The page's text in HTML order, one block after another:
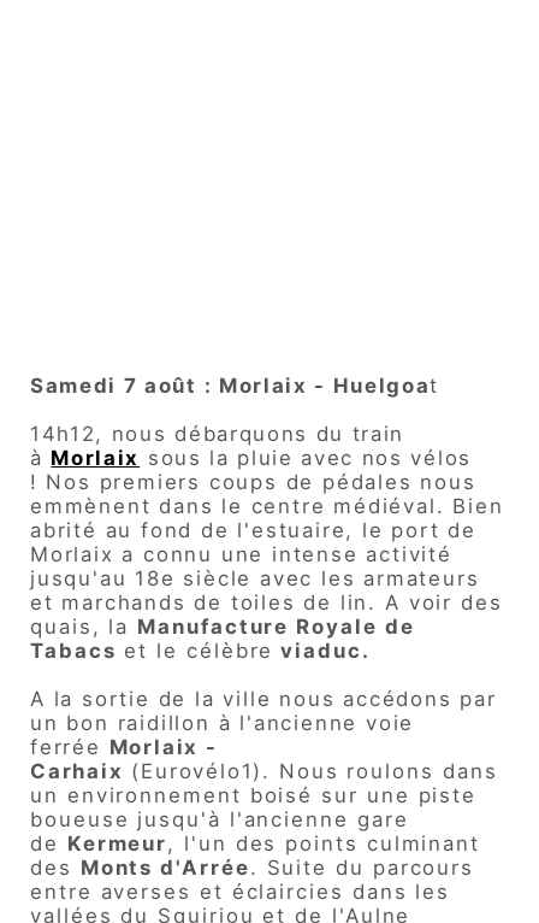
Samedi 7 août : Morlaix - Huelgoat
14h12, nous débarquons du train
à Morlaix sous la pluie avec nos vélos
! Nos premiers coups de pédales nous
emmènent dans le centre médiéval. Bien
abrité au fond de l'estuaire, le port de
Morlaix a connu une intense activité
jusqu'au 18e siècle avec les armateurs
et marchands de toiles de lin. A voir des
quais, la Manufacture Royale de
Tabacs et le célèbre viaduc.
A la sortie de la ville nous accédons par
un bon raidillon à l'ancienne voie
ferrée Morlaix -
Carhaix (Eurovélo1). Nous roulons dans
un environnement boisé sur une piste
boueuse jusqu'à l'ancienne gare
de Kermeur, l'un des points culminant
des Monts d'Arrée. Suite du parcours
entre averses et éclaircies dans les
vallées du Squiriou et de l'Aulne